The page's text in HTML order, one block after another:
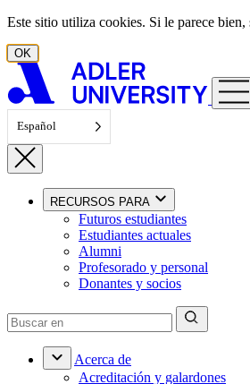
Ir al contenido
Este sitio utiliza cookies. Si le parece
OK
Español
RECURSOS PARA
Futuros estudiantes
Estudiantes actuales
Alumni
Profesorado y personal
Donantes y socios
Acerca de
Acreditación y galardones